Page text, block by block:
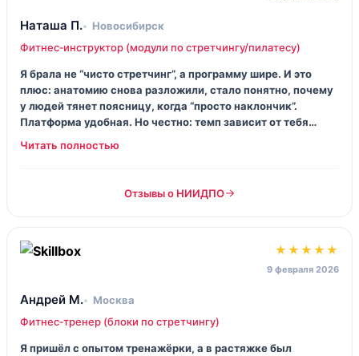
Наташа П.
Новосибирск
Фитнес‑инструктор (модули по стретчингу/пилатесу)
Я брала не “чисто стретчинг”, а программу шире. И это
плюс: анатомию снова разложили, стало понятно, почему
у людей тянет поясницу, когда “просто наклончик”.
Платформа удобная. Но честно: темп зависит от тебя
Отзывы о НИИДПО
★★★★★
9 февраля 2026
Андрей М.
Москва
Фитнес‑тренер (блоки по стретчингу)
Я пришёл с опытом тренажёрки, а в растяжке был